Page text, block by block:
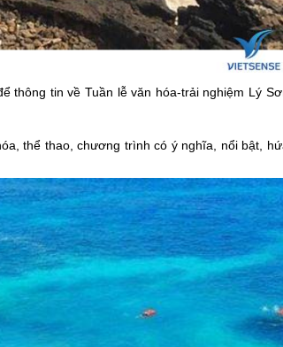
thông tin về Tuần lễ văn hóa-trải nghiệm Lý
thể thao, chương trình có ý nghĩa, nổi bật,